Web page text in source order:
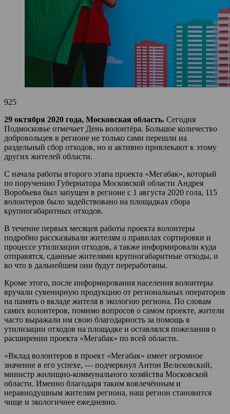
925
29 октября 2020 года, Московская область. Сегодня
Подмосковье отмечает День волонтёра. Большое количество
добровольцев в регионе не только сами перешли на
раздельный сбор отходов, но и активно привлекают к этому
других жителей области.
С начала работы второго этапа проекта «Мегабак», который
по поручению Губернатора Московской области Андрея
Воробьева был запущен в регионе с 1 августа 2020 гола, 115
волонтеров было задействовано на площадках сбора
крупногабаритных отходов.
В течение первых месяцев работы проекта волонтеры
подробно рассказывали жителям о правилах сортировки и
процессе утилизации отходов, а также информировали куда
отправятся, сданные жителями крупногабаритные отходы, и
во что в дальнейшем они будут переработаны.
Кроме этого, после информирования населения волонтеры
вручали сувенирную продукцию от региональных операторов
на память о вкладе жителя в экологию региона. По словам
самих волонтеров, помимо вопросов о самом проекте, жители
часто выражали им свою благодарность за помощь в
утилизации отходов на площадке и оставлялся пожелания о
расширении проекта «Мегабак» по всей области.
«Вклад волонтеров в проект «Мегабак» имеет огромное
значение в его успехе, — подчеркнул Антон Велиховский,
министр жилищно-коммунального хозяйства Московской
области. Именно благодаря таким вовлечённым и
неравнодушным жителям региона, наш регион становится
чище и экологичнее ежедневно.